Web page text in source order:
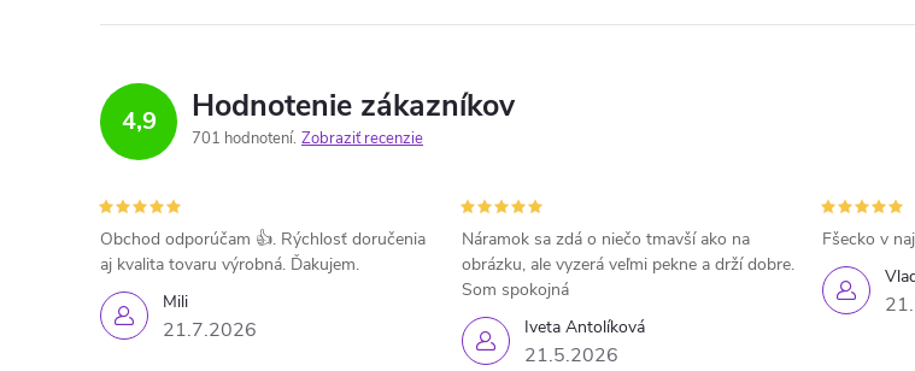
4,9 Hodnotenie zákazníkov
701 hodnotení Zobraziť recenzie
Mili
21.7.2026
Obchod odporúčam 👍. Rýchlosť doručenia
aj kvalita tovaru výrobná. Ďakujem.
Iveta Antolíková
21.5.2026
Náramok sa zdá o niečo tmavší ako na
obrázku, ale vyzerá veľmi pekne a drží dobre.
Som spokojná
Fšecko v